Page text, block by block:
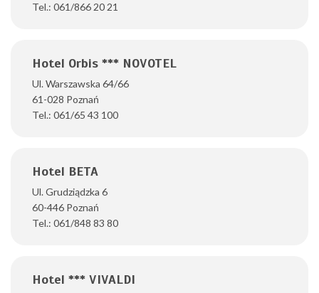
Tel.: 061/866 20 21
Hotel Orbis *** NOVOTEL
Ul. Warszawska 64/66
61-028 Poznań
Tel.: 061/65 43 100
Hotel BETA
Ul. Grudziądzka 6
60-446 Poznań
Tel.: 061/848 83 80
Hotel *** VIVALDI